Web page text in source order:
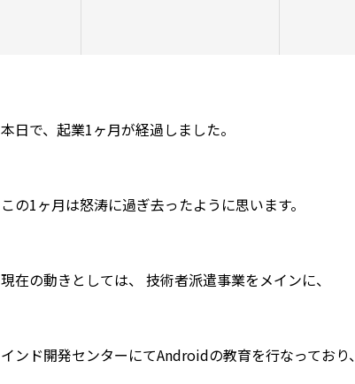
本日で、起業1ヶ月が経過しました。
この1ヶ月は怒涛に過ぎ去ったように思います。
現在の動きとしては、 技術者派遣事業をメインに、
インド開発センターにてAndroidの教育を行なっており、